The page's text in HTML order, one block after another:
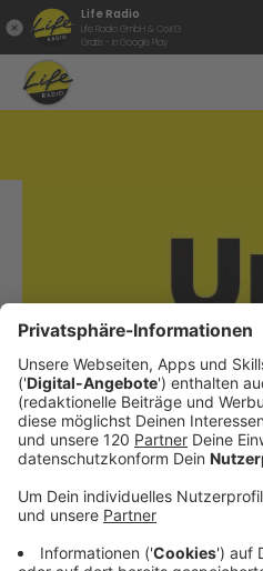
Life Radio
Life Radio GmbH & Co.KG
Gratis - in Google Play